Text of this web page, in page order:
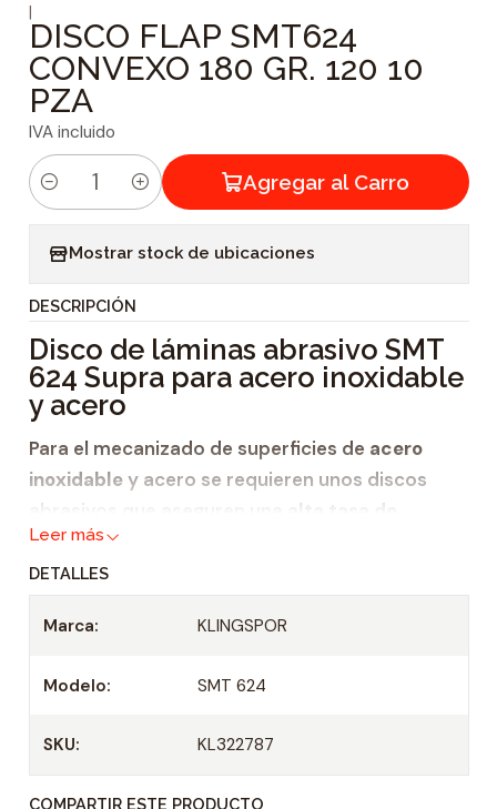
|
DISCO FLAP SMT624
CONVEXO 180 GR. 120 10
PZA
IVA incluido
C
i
d
a
d
Agregar al Carro
Mostrar stock de ubicaciones
DESCRIPCIÓN
Disco de láminas abrasivo SMT
624 Supra para acero inoxidable
y acero
Para el mecanizado de superficies de acero
inoxidabley acero se requieren unos discos
abrasivos que aseguren una
alta tasa de
remocióny una
agresiva. El
disponible
en diferentes tamaños,
con diversas granulometrías. Por este
motivo es apropiado para todas las
Leer más
DETALLES
Marca: KLINGSPOR
Modelo: SMT 624
SKU: KL322787
COMPARTIR ESTE PRODUCTO